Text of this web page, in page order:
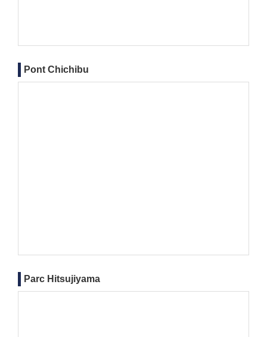
Pont Chichibu
Parc Hitsujiyama